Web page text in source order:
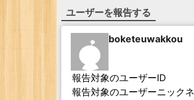
ユーザーを報告する
boketeuwakkou
報告対象のユーザーID
報告対象のユーザーニック